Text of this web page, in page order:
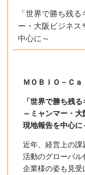
「世界で勝ち残
ー・大阪ビジネス
中心に～
ＭＯＢＩＯ－Ｃ
「世界で勝ち残
～ミャンマー・
現地報告を中心に
近年、経営上の
活動のグローバ
企業様の姿も見受